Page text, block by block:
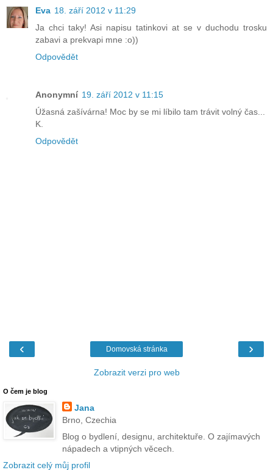
Eva 18. září 2012 v 11:29
Ja chci taky! Asi napisu tatinkovi at se v duchodu trosku
zabavi a prekvapi mne :o))
Odpovědět
Anonymní 19. září 2012 v 11:15
Úžasná zašívárna! Moc by se mi líbilo tam trávit volný čas...
K.
Odpovědět
‹ ›
Domovská stránka
Zobrazit verzi pro web
O čem je blog
Jana
Brno, Czechia
Blog o bydlení, designu, architektuře. O zajímavých
nápadech a vtipných věcech.
Zobrazit celý můj profil